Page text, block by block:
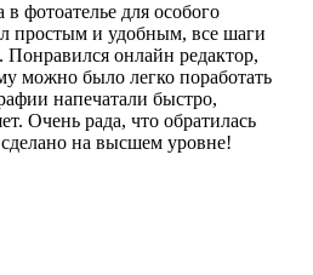
в фотоателье для особого
простым и удобным, все шаги
Понравился онлайн редактор,
можно было легко поработать
напечатали быстро,
Очень рада, что обратилась
на высшем уровне!